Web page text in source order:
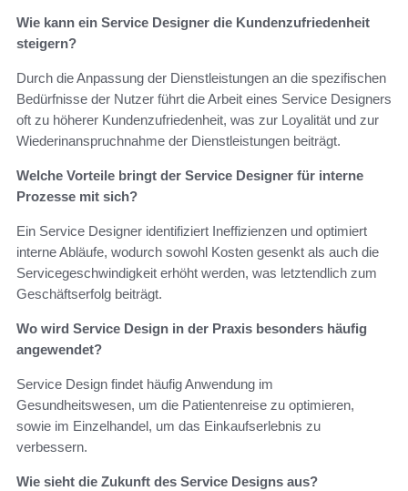
Wie kann ein Service Designer die Kundenzufriedenheit
steigern?
Durch die Anpassung der Dienstleistungen an die spezifischen
Bedürfnisse der Nutzer führt die Arbeit eines Service Designers
oft zu höherer Kundenzufriedenheit, was zur Loyalität und zur
Wiederinanspruchnahme der Dienstleistungen beiträgt.
Welche Vorteile bringt der Service Designer für interne
Prozesse mit sich?
Ein Service Designer identifiziert Ineffizienzen und optimiert
interne Abläufe, wodurch sowohl Kosten gesenkt als auch die
Servicegeschwindigkeit erhöht werden, was letztendlich zum
Geschäftserfolg beiträgt.
Wo wird Service Design in der Praxis besonders häufig
angewendet?
Service Design findet häufig Anwendung im
Gesundheitswesen, um die Patientenreise zu optimieren,
sowie im Einzelhandel, um das Einkaufserlebnis zu
verbessern.
Wie sieht die Zukunft des Service Designs aus?